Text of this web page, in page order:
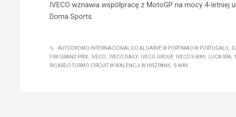
IVECO wznawia współpracę z MotoGP na mocy 4-
Dorna Sports.
AUTODROMO INTERNACIONAL DO ALGARVE W PORTIMAO W PORTUGALII
FIM GRAND PRIX
IVECO IVECO DAILY IVECO GROUP IVECO S-WAY LUCA SRA
RICARDO TORMO CIRCUIT W WALENCJI W HISZPANII
S-WAY